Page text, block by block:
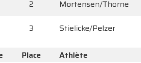
2 Mortensen/Thorne
3 Stielicke/Pelzer
Place Athlète